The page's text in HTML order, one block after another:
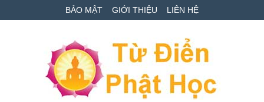
to
to
qua
BẢO MẬT GIỚI THIỆU LIÊN HỆ